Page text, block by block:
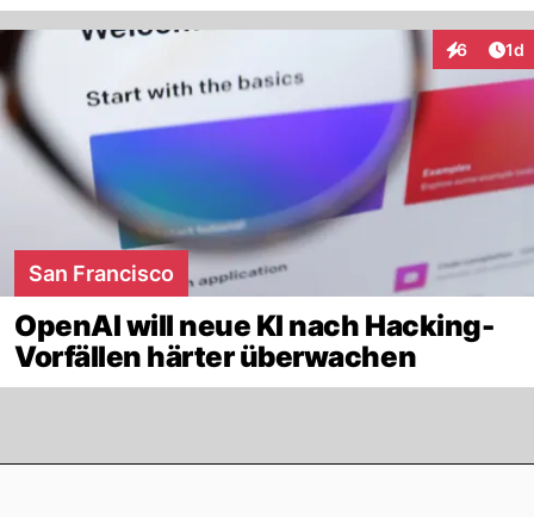
6 1d
San Francisco
OpenAI will neue KI nach Hacking-
Vorfällen härter überwachen